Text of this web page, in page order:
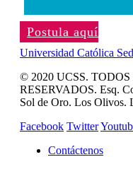
Postula aquí
Universidad Católica
© 2020 UCSS.
RESERVADOS. Esq.
Sol de Oro. Los Olivos.
Facebook Twitter
Contáctenos